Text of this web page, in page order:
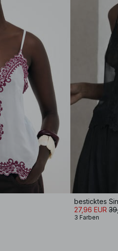
besticktes
27,96 EUR
3 Farben